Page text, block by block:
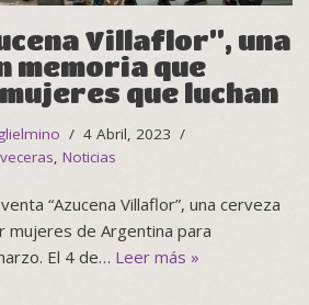
Villaflor”, una
memoria que
que luchan
4 Abril, 2023
Noticias
“Azucena Villaflor”, una cerveza
mujeres de Argentina para
El 4 de… Leer más »